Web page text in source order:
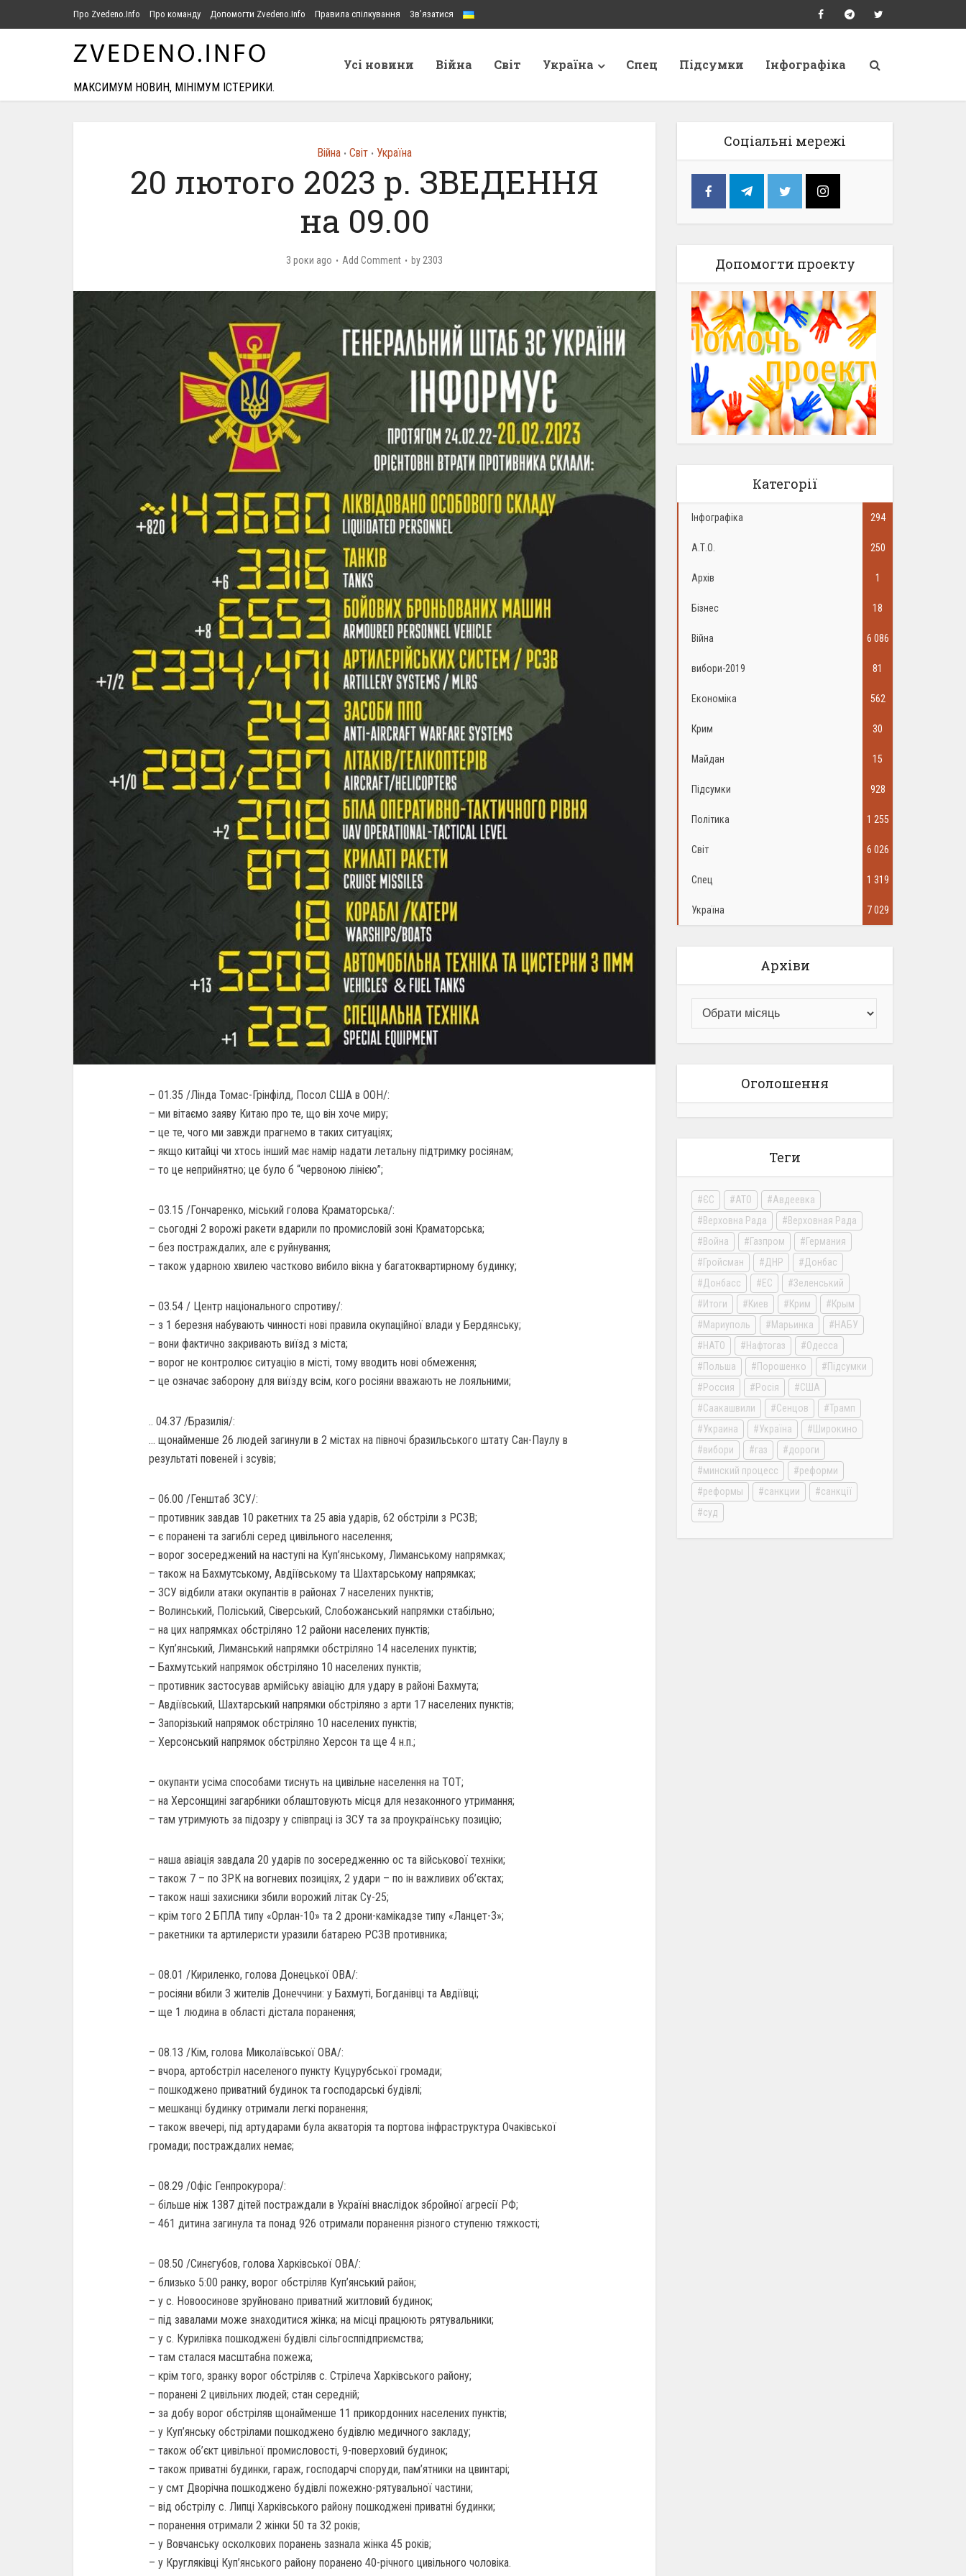
Про Zvedeno.Info Про команду Допомогти Zvedeno.Info Правила спілкування Зв’язатися
МАКСИМУМ НОВИН, МІНІМУМ ІСТЕРИКИ.
Усі новини Війна Світ Україна Спец Підсумки Інфографіка
Війна • Світ • Україна
20 лютого 2023 р. ЗВЕДЕННЯ
на 09.00
3 роки ago Add Comment by 2303
– 01.35 /Лінда Томас-Грінфілд, Посол США в ООН/:
– ми вітаємо заяву Китаю про те, що він хоче миру;
– це те, чого ми завжди прагнемо в таких ситуаціях;
– якщо китайці чи хтось інший має намір надати летальну підтримку росіянам;
– то це неприйнятно; це було б “червоною лінією”;
– 03.15 /Гончаренко, міський голова Краматорська/:
– сьогодні 2 ворожі ракети вдарили по промисловій зоні Краматорська;
– без постраждалих, але є руйнування;
– також ударною хвилею частково вибило вікна у багатоквартирному будинку;
– 03.54 / Центр національного спротиву/:
– з 1 березня набувають чинності нові правила окупаційної влади у Бердянську;
– вони фактично закривають виїзд з міста;
– ворог не контролює ситуацію в місті, тому вводить нові обмеження;
– це означає заборону для виїзду всім, кого росіяни вважають не лояльними;
.. 04.37 /Бразилія/:
… щонайменше 26 людей загинули в 2 містах на півночі бразильського штату Сан-Паулу в
результаті повеней і зсувів;
– 06.00 /Генштаб ЗСУ/:
– противник завдав 10 ракетних та 25 авіа ударів, 62 обстріли з РСЗВ;
– є поранені та загиблі серед цивільного населення;
– ворог зосереджений на наступі на Куп’янському, Лиманському напрямках;
– також на Бахмутському, Авдіївському та Шахтарському напрямках;
– ЗСУ відбили атаки окупантів в районах 7 населених пунктів;
– Волинський, Поліський, Сіверський, Слобожанський напрямки стабільно;
– на цих напрямках обстріляно 12 райони населених пунктів;
– Куп’янський, Лиманський напрямки обстріляно 14 населених пунктів;
– Бахмутський напрямок обстріляно 10 населених пунктів;
– противник застосував армійську авіацію для удару в районі Бахмута;
– Авдіївський, Шахтарський напрямки обстріляно з арти 17 населених пунктів;
– Запорізький напрямок обстріляно 10 населених пунктів;
– Херсонський напрямок обстріляно Херсон та ще 4 н.п.;
– окупанти усіма способами тиснуть на цивільне населення на ТОТ;
– на Херсонщині загарбники облаштовують місця для незаконного утримання;
– там утримують за підозру у співпраці із ЗСУ та за проукраїнську позицію;
– наша авіація завдала 20 ударів по зосередженню ос та військової техніки;
– також 7 – по ЗРК на вогневих позиціях, 2 удари – по ін важливих об’єктах;
– також наші захисники збили ворожий літак Су-25;
– крім того 2 БПЛА типу «Орлан-10» та 2 дрони-камікадзе типу «Ланцет-3»;
– ракетники та артилеристи уразили батарею РСЗВ противника;
– 08.01 /Кириленко, голова Донецької ОВА/:
– росіяни вбили 3 жителів Донеччини: у Бахмуті, Богданівці та Авдіївці;
– ще 1 людина в області дістала поранення;
– 08.13 /Кім, голова Миколаївської ОВА/:
– вчора, артобстріл населеного пункту Куцурубської громади;
– пошкоджено приватний будинок та господарські будівлі;
– мешканці будинку отримали легкі поранення;
– також ввечері, під артударами була акваторія та портова інфраструктура Очаківської
громади; постраждалих немає;
– 08.29 /Офіс Генпрокурора/:
– більше ніж 1387 дітей постраждали в Україні внаслідок збройної агресії РФ;
– 461 дитина загинула та понад 926 отримали поранення різного ступеню тяжкості;
– 08.50 /Синєгубов, голова Харківської ОВА/:
– близько 5:00 ранку, ворог обстріляв Куп’янський район;
– у с. Новоосинове зруйновано приватний житловий будинок;
– під завалами може знаходитися жінка; на місці працюють рятувальники;
– у с. Курилівка пошкоджені будівлі сільгосппідприємства;
– там сталася масштабна пожежа;
– крім того, зранку ворог обстріляв с. Стрілеча Харківського району;
– поранені 2 цивільних людей; стан середній;
– за добу ворог обстріляв щонайменше 11 прикордонних населених пунктів;
– у Куп’янську обстрілами пошкоджено будівлю медичного закладу;
– також об’єкт цивільної промисловості, 9-поверховий будинок;
– також приватні будинки, гараж, господарчі споруди, пам’ятники на цвинтарі;
– у смт Дворічна пошкоджено будівлі пожежно-рятувальної частини;
– від обстрілу с. Липці Харківського району пошкоджені приватні будинки;
– поранення отримали 2 жінки 50 та 32 років;
– у Вовчанську осколкових поранень зазнала жінка 45 років;
– у Кругляківці Куп’янського району поранено 40-річного цивільного чоловіка.
Соціальні мережі
Допомогти проекту
Категорії
Інфографіка 294
А.Т.О. 250
Архів 1
Бізнес 18
Війна 6 086
вибори-2019 81
Економіка 562
Крим 30
Майдан 15
Підсумки 928
Політика 1 255
Світ 6 026
Спец 1 319
Україна 7 029
Архіви
Оголошення
Теги
ЄС АТО
Авдеевка
Верховна Рада
Верховная Рада
Война
Газпром
Германия
Гройсман
ДНР
Донбас
Донбасс
ЕС
Зеленський
Итоги
Киев Крим
Крым
Мариуполь
Марьинка
НАБУ
НАТО
Нафтогаз
Одесса
Польша
Порошенко
Підсумки
Россия
Росія
США
Саакашвили
Сенцов
Трамп
Украина
Україна
Широкино
вибори
газ
дороги
минский процесс
реформи
реформы
санкции
санкції
суд